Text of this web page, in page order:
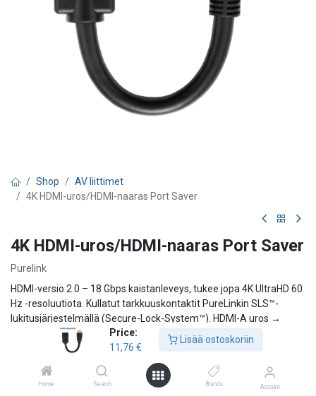
Price:
11,76 €
Lisää ostoskoriin
Home Search Brands Account
Shop
AV liittimet
4K HDMI-uros/HDMI-naaras Port Saver
4K HDMI-uros/HDMI-naaras Port Saver
Purelink
HDMI-versio 2.0 – 18 Gbps kaistanleveys, tukee jopa 4K UltraHD 60
Hz -resoluutiota. Kullatut tarkkuuskontaktit PureLinkin SLS™-
lukitusjärjestelmällä (Secure-Lock-System™). HDMI-A uros →
HDMI-A naaras, 10 cm kaapeli.